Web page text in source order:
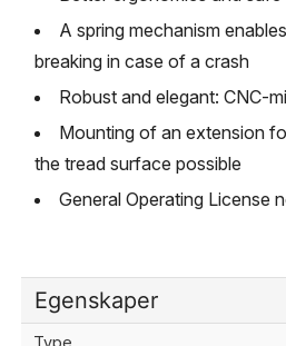
A spring mechanism
breaking in case of a crash
Robust and elegant: CNC-
Mounting of an extension
the tread surface possible
General Operating License
Egenskaper
Type